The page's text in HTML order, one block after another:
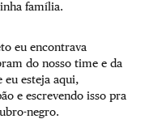
família.
eu encontrava
do nosso time e da
eu esteja aqui,
e escrevendo isso pra
negro.